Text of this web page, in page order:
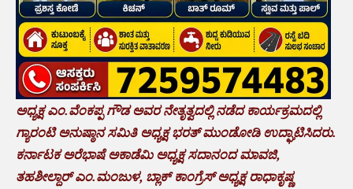
ಅಧ್ಯಕ್ಷ ಎಂ.ವೆಂಕಪ್ಪ ಗೌಡ ಅವರ ನೇತೃತ್ವದಲ್ಲಿ ನಡೆದ ಕಾರ್ಯಕ್ರಮದಲ್ಲಿ
ಗ್ಯಾರಂಟಿ ಅನುಷ್ಠಾನ ಸಮಿತಿ ಅಧ್ಯಕ್ಷ ಭರತ್ ಮುಂಡೋಡಿ ಉದ್ಘಾಟಿಸಿದರು.
ಕರ್ನಾಟಕ ಅರೆಭಾಷೆ ಅಕಾಡೆಮಿ ಅಧ್ಯಕ್ಷ ಸದಾನಂದ ಮಾವಜಿ,
ತಹಶೀಲ್ದಾರ್ ಎಂ.ಮಂಜುಳ, ಬ್ಲಾಕ್ ಕಾಂಗ್ರೆಸ್ ಅಧ್ಯಕ್ಷ ರಾಧಾಕೃಷ್ಣ